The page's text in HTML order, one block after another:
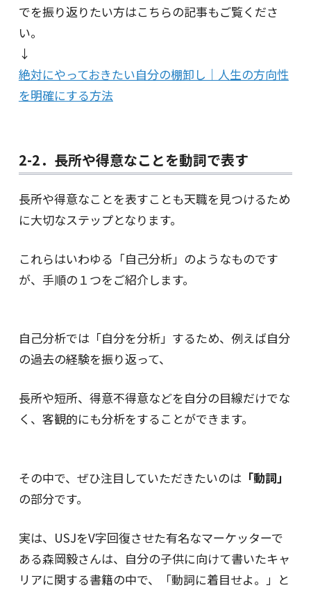
でを振り返りたい方はこちらの記事もご覧くださ
い。
↓
絶対にやっておきたい自分の棚卸し｜人生の方向性
を明確にする方法
2-2．長所や得意なことを動詞で表す
長所や得意なことを表すことも天職を見つけるため
に大切なステップとなります。
これらはいわゆる「自己分析」のようなものです
が、手順の１つをご紹介します。
自己分析では「自分を分析」するため、例えば自分
の過去の経験を振り返って、
長所や短所、得意不得意などを自分の目線だけでな
く、客観的にも分析をすることができます。
その中で、ぜひ注目していただきたいのは「動詞」
の部分です。
実は、USJをV字回復させた有名なマーケッターで
ある森岡毅さんは、自分の子供に向けて書いたキャ
リアに関する書籍の中で、「動詞に着目せよ。」と